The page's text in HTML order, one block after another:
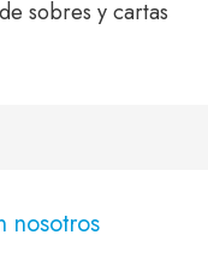
sobres y cartas
nosotros